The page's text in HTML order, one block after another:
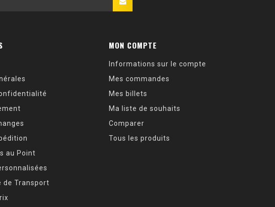
au Point
de Transport
MON COMPTE
Informations sur le compte
Mes commandes
Mes billets
Ma liste de souhaits
Comparer
Tous les produits